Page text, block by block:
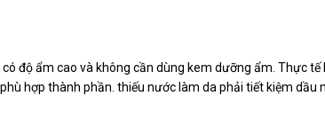
độ ẩm cao và không cần dùng kem dưỡng ẩm. Thực tế
hợp thành phần. thiếu nước làm da phải tiết kiệm dầu